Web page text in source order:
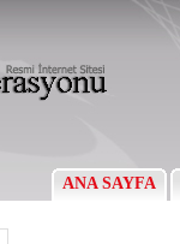
ANA SAYFA